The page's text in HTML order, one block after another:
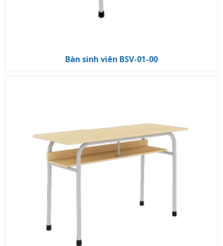
Bàn sinh viên BSV-01-00